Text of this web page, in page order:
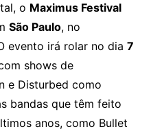
o Maximus Festival
São Paulo, no
evento irá rolar no dia 7
shows de
e Disturbed como
bandas que têm feito
anos, como Bullet